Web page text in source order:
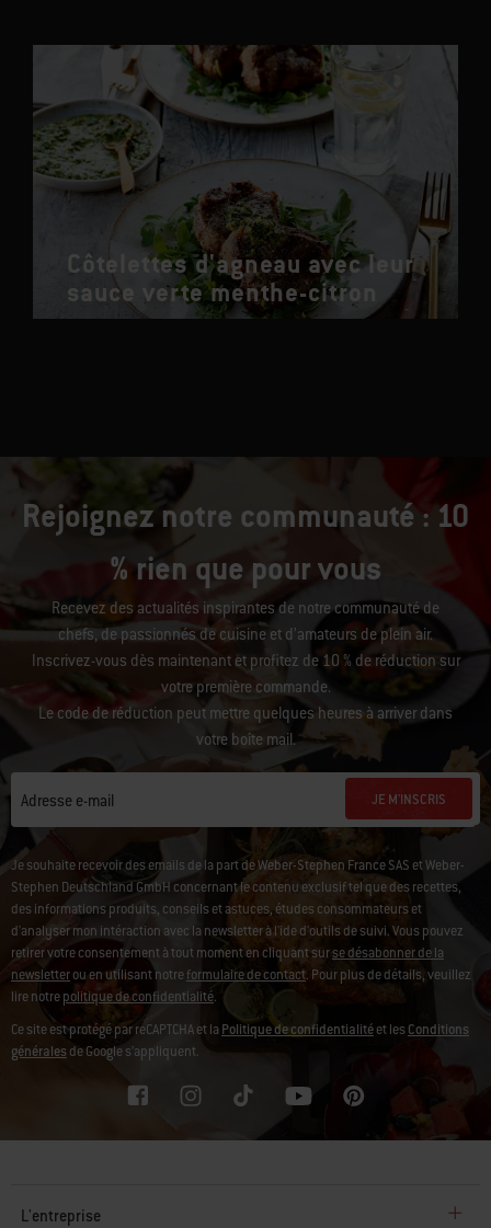
Côtelettes d'agneau avec leur
sauce verte menthe-citron
Rejoignez notre communauté : 10
% rien que pour vous
Recevez des actualités inspirantes de notre communauté de
chefs, de passionnés de cuisine et d’amateurs de plein air.
Inscrivez-vous dès maintenant et profitez de 10 % de réduction sur
votre première commande.
Le code de réduction peut mettre quelques heures à arriver dans
votre boîte mail.
Adresse e-mail JE M'INSCRIS
Je souhaite recevoir des emails de la part de Weber-Stephen France SAS et Weber-
Stephen Deutschland GmbH concernant le contenu exclusif tel que des recettes,
des informations produits, conseils et astuces, études consommateurs et
d'analyser mon intéraction avec la newsletter à l'ide d'outils de suivi. Vous pouvez
retirer votre consentement à tout moment en cliquant surse désabonner de la
newsletterou en utilisant notreformulaire de contact. Pour plus de détails, veuillez
lire notrepolitique de confidentialité.
Ce site est protégé par reCAPTCHA et la Politique de confidentialitéet lesConditions
généralesde Google s’appliquent.
L'entreprise